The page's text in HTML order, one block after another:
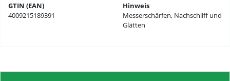
GTIN (EAN)
4009215189391
Hinweis
Messerschärfen, Nachschliff und
Glätten